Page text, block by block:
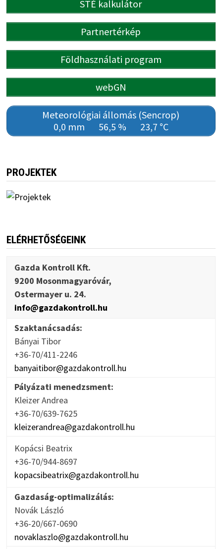
STÉ kalkulátor
Partnertérkép
Földhasználati program
webGN
Meteorológiai állomás (Sencrop)
0,0 mm
56,5 % 23,7 °C
PROJEKTEK
ELÉRHETŐSÉGEINK
Gazda Kontroll Kft.
9200 Mosonmagyaróvár,
Ostermayer u. 24.
info@gazdakontroll.hu
Szaktanácsadás:
Bányai Tibor
+36-70/411-2246
banyaitibor@gazdakontroll.hu
Pályázati menedzsment:
Kleizer Andrea
+36-70/639-7625
kleizerandrea@gazdakontroll.hu
Kopácsi Beatrix
+36-70/944-8697
kopacsibeatrix@gazdakontroll.hu
Gazdaság-optimalizálás:
Novák László
+36-20/667-0690
novaklaszlo@gazdakontroll.hu